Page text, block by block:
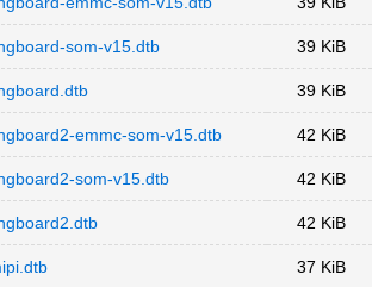
som-v15.dtb 39 KiB
39 KiB
emmc-som-v15.dtb 42 KiB
som-v15.dtb 42 KiB
42 KiB
37 KiB